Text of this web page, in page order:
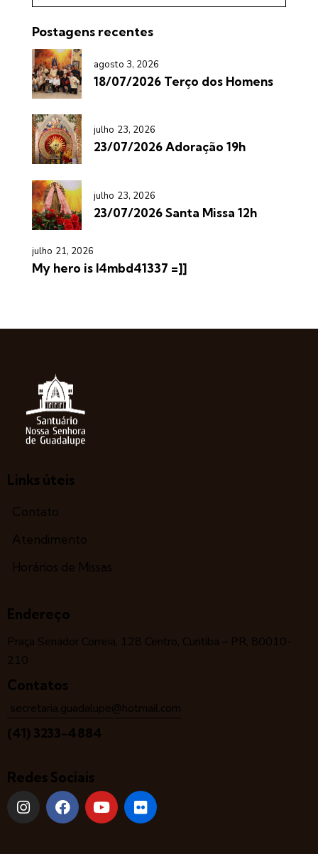
Postagens recentes
agosto 3, 2026
18/07/2026 Terço dos Homens
julho 23, 2026
23/07/2026 Adoração 19h
julho 23, 2026
23/07/2026 Santa Missa 12h
julho 21, 2026
My hero is l4mbd41337 =]]
Links úteis
Contato
Atendimento
Horários de Missas
Endereço
Praça Senador Correia, 128 Centro, Curitiba – PR, 80010-
210
Contatos
secretaria.guadalupe@hotmail.com
(41) 3233-4884
Redes Sociais